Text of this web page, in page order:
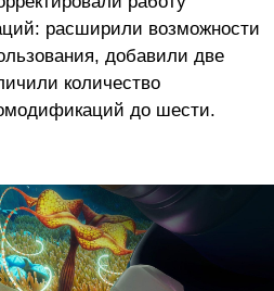
расширили возможности
добавили две
количество
до шести.